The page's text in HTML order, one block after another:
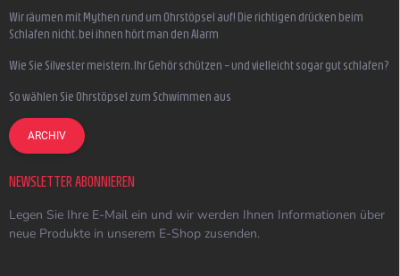
Wir räumen mit Mythen rund um Ohrstöpsel auf! Die richtigen drücken beim
Schlafen nicht, bei ihnen hört man den Alarm
Wie Sie Silvester meistern, Ihr Gehör schützen – und vielleicht sogar gut schlafen?
So wählen Sie Ohrstöpsel zum Schwimmen aus
ARCHIV
NEWSLETTER ABONNIEREN
Legen Sie Ihre E-Mail ein und wir werden Ihnen Informationen über
neue Produkte in unserem E-Shop zusenden.